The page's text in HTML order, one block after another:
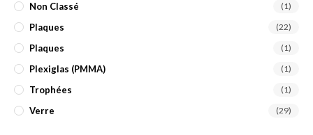
Non Classé (1)
Plaques (22)
Plaques (1)
Plexiglas (PMMA) (1)
Trophées (1)
Verre (29)